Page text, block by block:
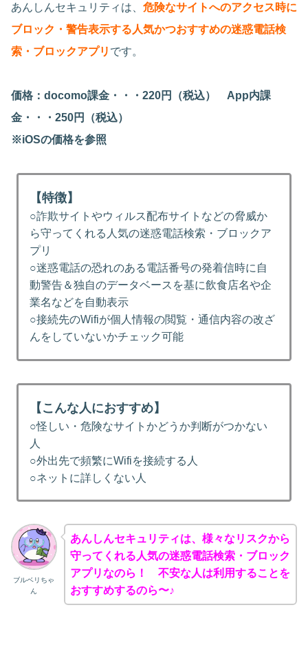
あんしんセキュリティは、 危険なサイトへのアクセス時に
ブロック・警告表示する人気かつおすすめの迷惑電話検
索・ブロックアプリ です。
価格： docomo課金・・・220円（税込） App内課
金・・・250円（税込）
※iOSの価格を参照
【特徴】
○詐欺サイトやウィルス配布サイトなどの脅威か
ら守ってくれる人気の迷惑電話検索・ブロックア
プリ
○迷惑電話の恐れのある電話番号の発着信時に自
動警告＆独自のデータベースを基に飲食店名や企
業名などを自動表示
○接続先のWifiが個人情報の閲覧・通信内容の改ざ
んをしていないかチェック可能
【こんな人におすすめ】
○怪しい・危険なサイトかどうか判断がつかない
人
○外出先で頻繁にWifiを接続する人
○ネットに詳しくない人
ブルベリちゃ
ん
あんしんセキュリティは、様々なリスクから
守ってくれる人気の迷惑電話検索・ブロック
アプリなのら！ 不安な人は利用することを
おすすめするのら〜♪